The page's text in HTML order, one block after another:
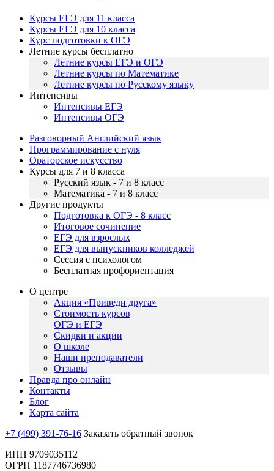
Курсы ЕГЭ для 11 класса
Курсы ЕГЭ для 10 класса
Курс подготовки к ОГЭ
Летние курсы бесплатно
Летние курсы ЕГЭ и ОГЭ
Летние курсы по Математике
Летние курсы по Русскому языку
Интенсивы
Интенсивы ЕГЭ
Интенсивы ОГЭ
Разговорный Английский язык
Программирование с нуля
Ораторское искусство
Курсы для 7 и 8 класса
Русский язык - 7 и 8 класс
Математика - 7 и 8 класс
Другие продукты
Подготовка к ОГЭ - 8 класс
Итоговое сочинение
ЕГЭ для взрослых
ЕГЭ для выпускников колледжей
Сессия с психологом
Бесплатная профориентация
О центре
Акция «Приведи друга»
Стоимость курсов
ОГЭ и ЕГЭ
Скидки и акции
О школе
Наши преподаватели
Отзывы
Правда про онлайн
Контакты
Блог
Карта сайта
+7 (499) 391-76-16 Заказать обратный звонок
ИНН 9709035112
ОГРН 1187746736980